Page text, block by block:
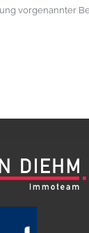
vorgenannter